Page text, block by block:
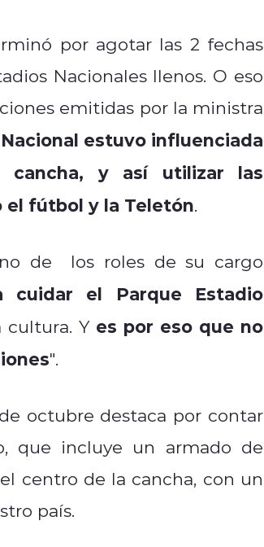
por agotar las 2 fechas
Nacionales llenos. O eso
emitidas por la ministra
estuvo influenciada
y así utilizar las
el fútbol y la Teletón.
de los roles de su cargo
cuidar el Parque Estadio
cultura. Y es por eso que no
".
octubre destaca por contar
que incluye un armado de
centro de la cancha, con un
país.